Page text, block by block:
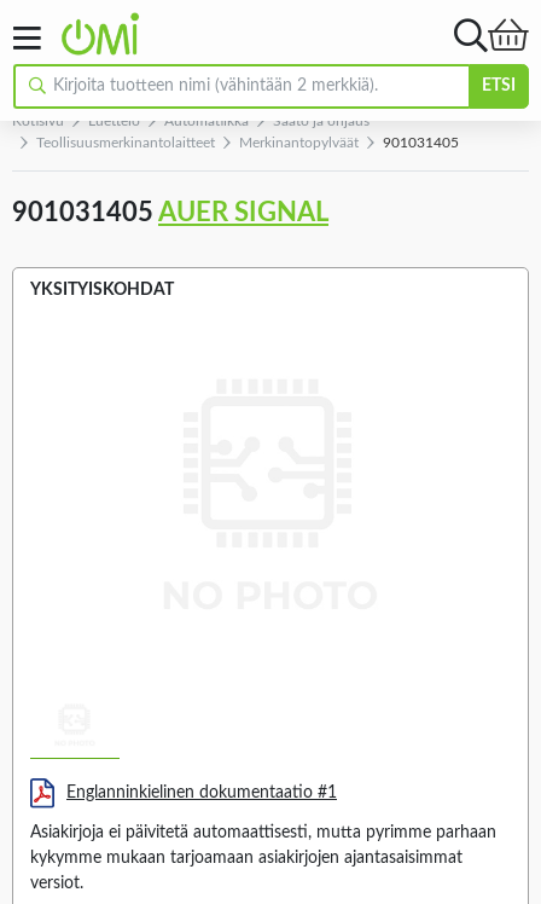
ETSI
Kotisivu Luettelo Automatiikka
Säätö ja ohjaus
Teollisuusmerkinantolaitteet
Merkinantopylväät 901031405
901031405 AUER SIGNAL
YKSITYISKOHDAT
Englanninkielinen dokumentaatio #1
Asiakirjoja ei päivitetä automaattisesti, mutta pyrimme parhaan
kykymme mukaan tarjoamaan asiakirjojen ajantasaisimmat
versiot.